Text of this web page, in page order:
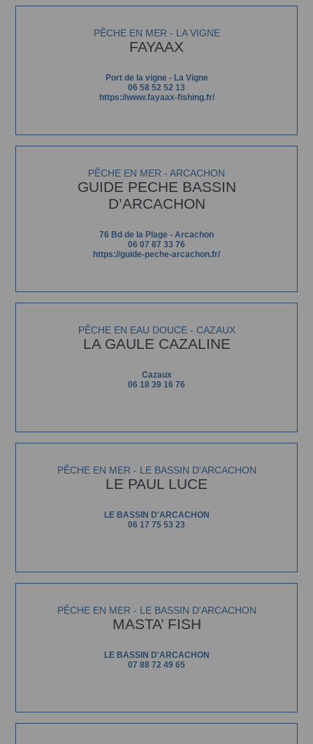
PÊCHE EN MER - LA VIGNE
FAYAAX
Port de la vigne - La Vigne
06 58 52 52 13
https://www.fayaax-fishing.fr/
PÊCHE EN MER - ARCACHON
GUIDE PECHE BASSIN
D’ARCACHON
76 Bd de la Plage - Arcachon
06 07 87 33 76
https://guide-peche-arcachon.fr/
PÊCHE EN EAU DOUCE - CAZAUX
LA GAULE CAZALINE
Cazaux
06 18 39 16 76
PÊCHE EN MER - LE BASSIN D'ARCACHON
LE PAUL LUCE
LE BASSIN D'ARCACHON
06 17 75 53 23
PÊCHE EN MER - LE BASSIN D'ARCACHON
MASTA’ FISH
LE BASSIN D'ARCACHON
07 88 72 49 65